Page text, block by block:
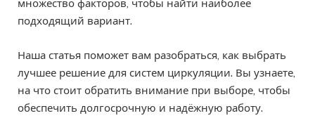
множество факторов, чтобы найти наиболее
подходящий вариант.
Наша статья поможет вам разобраться, как выбрать
лучшее решение для систем циркуляции. Вы узнаете,
на что стоит обратить внимание при выборе, чтобы
обеспечить долгосрочную и надёжную работу.